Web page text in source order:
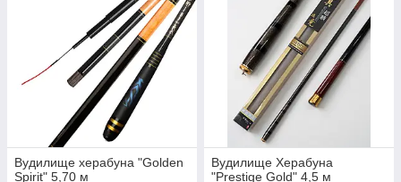
Вудилище херабуна "Golden
Spirit" 5,70 м
Вудилище Херабуна
"Prestige Gold" 4,5 м